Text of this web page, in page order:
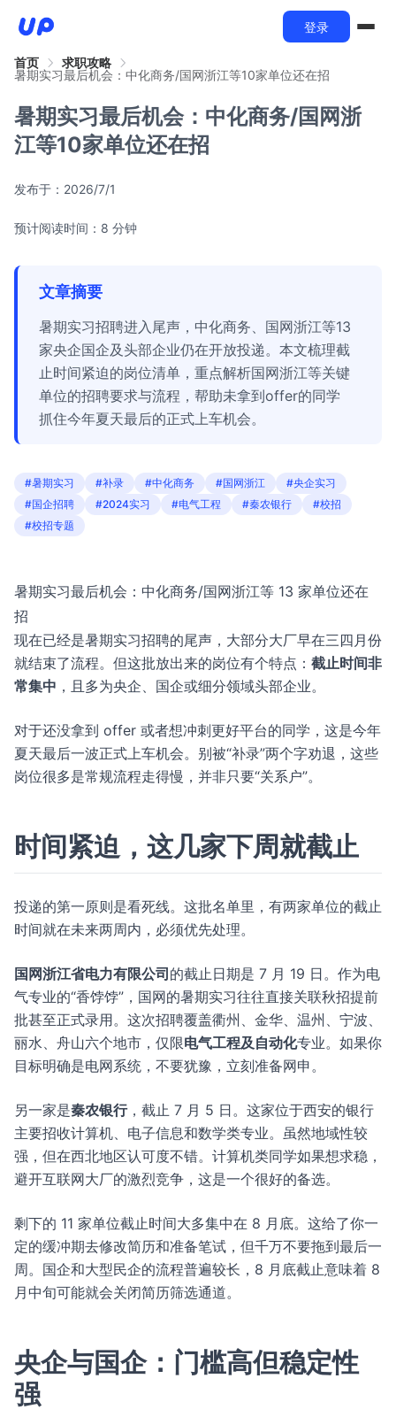
登录
首页
求职攻略
暑期实习最后机会：中化商务/国网浙江等10家单位还在招
暑期实习最后机会：中化商务/国网浙
江等10家单位还在招
发布于： 2026/7/1
预计阅读时间：8 分钟
文章摘要
暑期实习招聘进入尾声，中化商务、国网浙江等13
家央企国企及头部企业仍在开放投递。本文梳理截
止时间紧迫的岗位清单，重点解析国网浙江等关键
单位的招聘要求与流程，帮助未拿到offer的同学
抓住今年夏天最后的正式上车机会。
#暑期实习 #补录 #中化商务 #国网浙江
#央企实习
#国企招聘
#2024实习 #电气工程 #秦农银行
#校招
#校招专题
暑期实习最后机会：中化商务/国网浙江等 13 家单位还在
招
现在已经是暑期实习招聘的尾声，大部分大厂早在三四月份
就结束了流程。但这批放出来的岗位有个特点： 截止时间非
常集中 ，且多为央企、国企或细分领域头部企业。
对于还没拿到 offer 或者想冲刺更好平台的同学，这是今年
夏天最后一波正式上车机会。别被“补录”两个字劝退，这些
岗位很多是常规流程走得慢，并非只要“关系户”。
时间紧迫，这几家下周就截止
投递的第一原则是看死线。这批名单里，有两家单位的截止
时间就在未来两周内，必须优先处理。
国网浙江省电力有限公司 的截止日期是 7 月 19 日。作为电
气专业的“香饽饽”，国网的暑期实习往往直接关联秋招提前
批甚至正式录用。这次招聘覆盖衢州、金华、温州、宁波、
丽水、舟山六个地市，仅限电气工程及自动化专业。如果你
目标明确是电网系统，不要犹豫，立刻准备网申。
另一家是秦农银行，截止 7 月 5 日。这家位于西安的银行
主要招收计算机、电子信息和数学类专业。虽然地域性较
强，但在西北地区认可度不错。计算机类同学如果想求稳，
避开互联网大厂的激烈竞争，这是一个很好的备选。
剩下的 11 家单位截止时间大多集中在 8 月底。这给了你一
定的缓冲期去修改简历和准备笔试，但千万不要拖到最后一
周。国企和大型民企的流程普遍较长，8 月底截止意味着 8
月中旬可能就会关闭简历筛选通道。
央企与国企：门槛高但稳定性
强